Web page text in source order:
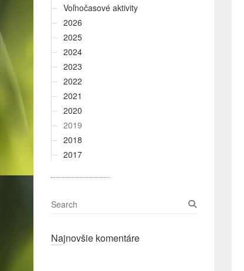
Voľnočasové aktivity
2026
2025
2024
2023
2022
2021
2020
2019
2018
2017
S
e
rNajnovšie komentáre